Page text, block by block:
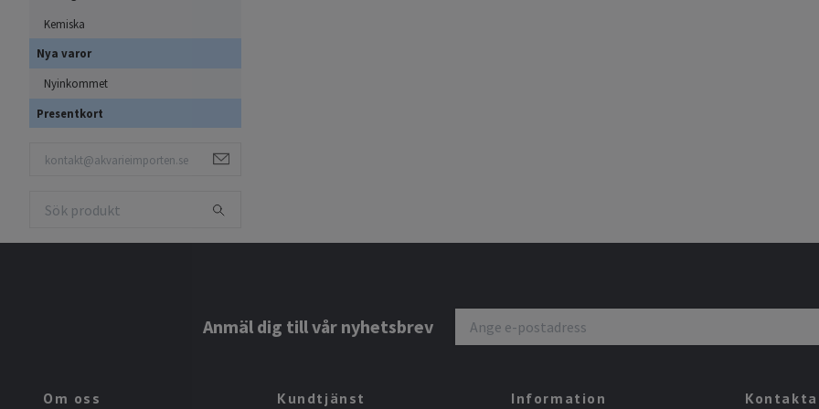
Kemiska
Nya varor
Nyinkommet
Presentkort
Anmäl dig till vår nyhetsbrev
Om oss Kundtjänst Information